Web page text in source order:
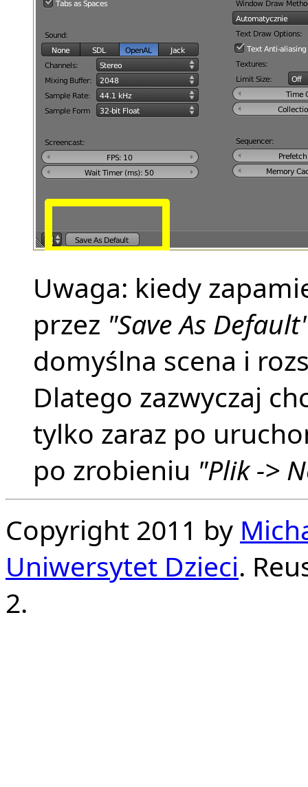
Uwaga: kiedy
przez "Save As
domyślna scena i
Dlatego zazwyczaj
tylko zaraz po
po zrobieniu "Plik ->
Copyright 2011 by
Uniwersytet Dzieci.
2.